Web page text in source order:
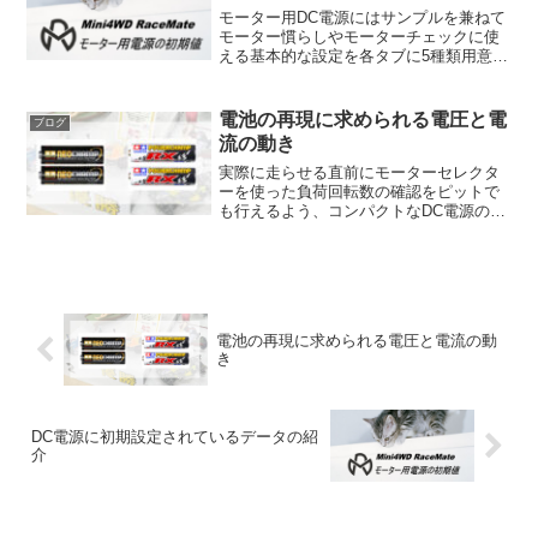
モーター用DC電源にはサンプルを兼ねて
モーター慣らしやモーターチェックに使
える基本的な設定を各タブに5種類用意し
電源としては一番標準となる電圧：3V電
流：5Aの設定と...
ブログ
電池の再現に求められる電圧と電
流の動き
実際に走らせる直前にモーターセレクタ
ーを使った負荷回転数の確認をピットで
も行えるよう、コンパクトなDC電源の開
電池の再現に求められる電圧と電流の動
き
DC電源に初期設定されているデータの紹
介